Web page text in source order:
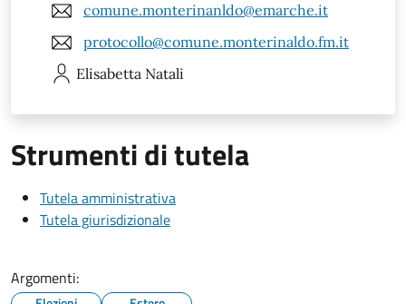
comune.monterinanldo@emarche.it
protocollo@comune.monterinaldo.fm.it
Elisabetta Natali
Strumenti di tutela
Tutela amministrativa
Tutela giurisdizionale
Argomenti: